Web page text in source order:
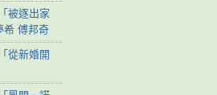
被逐出家
希 傅邦奇
從新婚開